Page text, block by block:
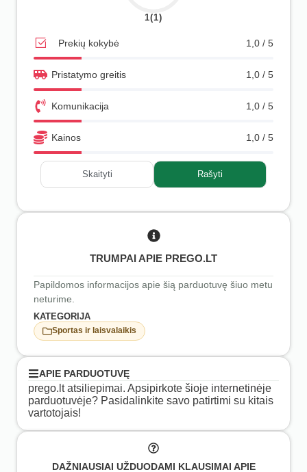
1(1)
Prekių kokybė 1,0 / 5
Pristatymo greitis 1,0 / 5
Komunikacija 1,0 / 5
Kainos 1,0 / 5
Skaityti Rašyti
TRUMPAI APIE PREGO.LT
Papildomos informacijos apie šią parduotuvę šiuo metu
neturime.
KATEGORIJA
Sportas ir laisvalaikis
APIE PARDUOTUVĘ
prego.lt atsiliepimai. Apsipirkote šioje internetinėje
parduotuvėje? Pasidalinkite savo patirtimi su kitais
vartotojais!
DAŽNIAUSIAI UŽDUODAMI KLAUSIMAI APIE